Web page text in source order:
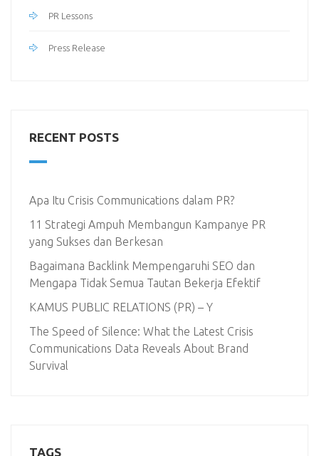
PR Lessons
Press Release
RECENT POSTS
Apa Itu Crisis Communications dalam PR?
11 Strategi Ampuh Membangun Kampanye PR
yang Sukses dan Berkesan
Bagaimana Backlink Mempengaruhi SEO dan
Mengapa Tidak Semua Tautan Bekerja Efektif
KAMUS PUBLIC RELATIONS (PR) – Y
The Speed of Silence: What the Latest Crisis
Communications Data Reveals About Brand
Survival
TAGS